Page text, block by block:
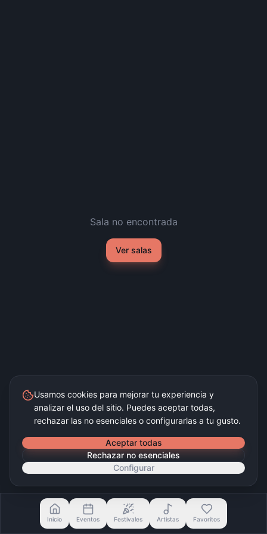
Sala no encontrada
Ver salas
Inicio Eventos Festivales Artistas Favoritos
Usamos cookies para mejorar tu experiencia y
analizar el uso del sitio. Puedes aceptar todas,
rechazar las no esenciales o configurarlas a tu gusto.
Aceptar todas
Rechazar no esenciales
Configurar